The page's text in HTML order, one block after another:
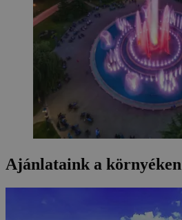
Ajánlataink a környéken